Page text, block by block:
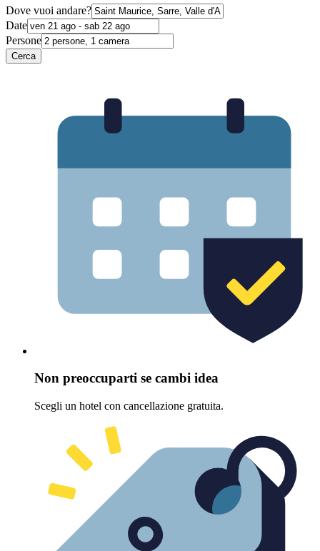
Dove vuoi andare?
Date
Persone
Cerca
Non preoccuparti se cambi idea
Scegli un hotel con cancellazione gratuita.